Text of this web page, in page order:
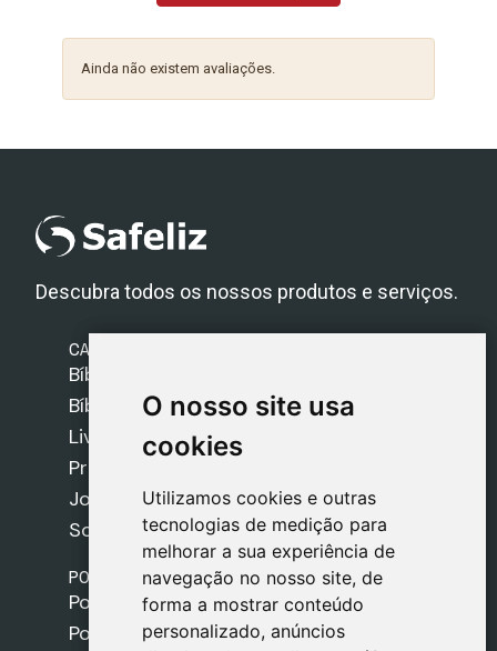
O nosso site usa
cookies
Utilizamos cookies e outras
tecnologias de medição para
melhorar a sua experiência de
navegação no nosso site, de
forma a mostrar conteúdo
personalizado, anúncios
O nosso site usa
cookies
Utilizamos cookies e outras
tecnologias de medição para
melhorar a sua experiência de
navegação no nosso site, de
forma a mostrar conteúdo
personalizado, anúncios
Ainda não existem avaliações.
Descubra todos os nossos produtos e serviços.
CATEGORIAS
Bíblias Safeliz
Bíblias
Livros
Presentes
Jogos
Sobre nós
POLÍTICAS
Política de Envios
Política de Cookies